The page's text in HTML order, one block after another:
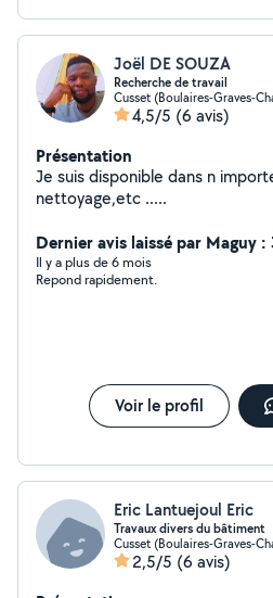
Joël DE SOUZA
Recherche de travail
Cusset (Boulaires-Graves-
4,5/5 (6 avis)
Présentation
Je suis disponible dans n
nettoyage,etc .....
Dernier avis laissé par Maguy
Il y a plus de 6 mois
Repond rapidement.
Voir le profil
Eric Lantuejoul Eric
Travaux divers du bâtiment
Cusset (Boulaires-Graves-
2,5/5 (6 avis)